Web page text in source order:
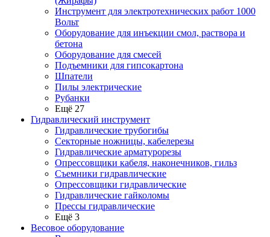
Инструмент для электротехнических работ 1000
Вольт
Оборудование для инъекции смол, раствора и
бетона
Оборудование для смесей
Подъемники для гипсокартона
Шпатели
Пилы электрические
Рубанки
Ещё 27
Гидравлический инструмент
Гидравлические трубогибы
Секторные ножницы, кабелерезы
Гидравлические арматурорезы
Опрессовщики кабеля, наконечников, гильз
Съемники гидравлические
Опрессовщики гидравлические
Гидравлические гайколомы
Прессы гидравлические
Ещё 3
Весовое оборудование